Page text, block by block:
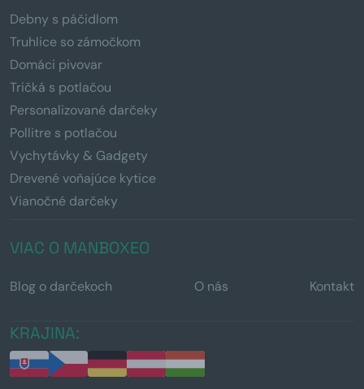
Debny s páčidlom
Truhlice so zámočkom
Domáci pivovar
Tričká s potlačou
Personalizované darčeky
Pollitre s potlačou
Vychytávky & Gadgety
Drevené voňajúce kytice
Vianočné darčeky
VIAC O MANBOXEO
Blog o darčekoch O nás Kontakt
KRAJINA: